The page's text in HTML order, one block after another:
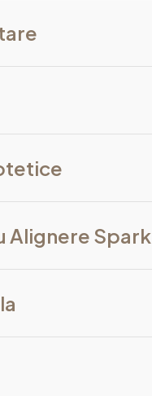
Alignere Spark